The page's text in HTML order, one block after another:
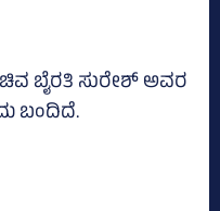
ಬೈರತಿ ಸುರೇಶ್‌ ಅವರ
ಬಂದಿದೆ.